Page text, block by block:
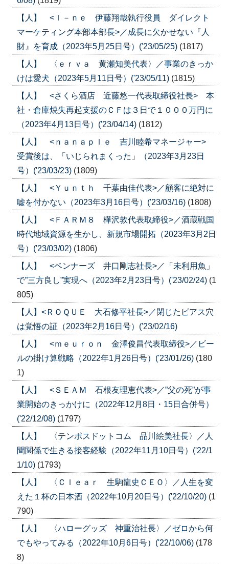
【人】 <Ｉ－ｎｅ 伊藤翔哉執行役員 ダイレクト
マーケティング本部本部長>／成長に欠かせない『人
財』を育成（2023年5月25日号）('23/05/25) (1817)
【人】 〈ｅｒｖａ 黄瀬知美代表〉／事業のきっか
けは愛犬（2023年5月11日号）('23/05/11) (1815)
【人】 <さくら酒店 近藤悠一代表取締役社長> 本
社・倉庫焼失再起支援のＣＦは３日で１０００万円に
（2023年4月13日号）('23/04/14) (1812)
【人】 <ｎａｎａｐｌｅ 吉川睦希マネージャー>
受賞後は、「いじられまくった」（2023年3月23日
号）('23/03/23) (1809)
【人】 <Ｙｕｎｔｈ 千葉由佳代表>／顧客に絶対に
嘘を付かない（2023年3月16日号）('23/03/16) (1808)
【人】 <ＦＡＲＭ８ 樺沢敦代表取締役>／酒蔵戦国
時代地域資源を生かし、新規市場開拓（2023年3月2日
号）('23/03/02) (1806)
【人】 <ベンナーズ 井口剛志社長>／「未利用魚」
で”三方良し”実現へ（2023年2月23日号）('23/02/24) (1
805)
【人】<ＲＯＱＵＥ 大石修平社長>／閉じたピアス穴
は覚悟の証（2023年2月16日号）('23/02/16)
【人】 <ｍｅｕｒｏｎ 金澤俊昌代表取締役>／ビー
ルの掛け算戦略（2022年1月26日号）('23/01/26) (180
1)
【人】 <ＳＥＡＭ 石根友理恵代表>／”父の死”が事
業開始のきっかけに（2022年12月8日・15日合併号）
('22/12/08) (1797)
【人】 〈テンポスドットコム 品川絵美社長〉／人
間関係で生きる接客経験（2022年11月10日号）('22/1
1/10) (1793)
【人】 〈Ｃｌｅａｒ 生駒龍史ＣＥＯ〉／人生を変
えた１杯の日本酒（2022年10月20日号）('22/10/20) (1
790)
【人】 〈ハローグッズ 神重治社長〉／ゼロから何
でもやってみる（2022年10月6日号）('22/10/06) (178
8)